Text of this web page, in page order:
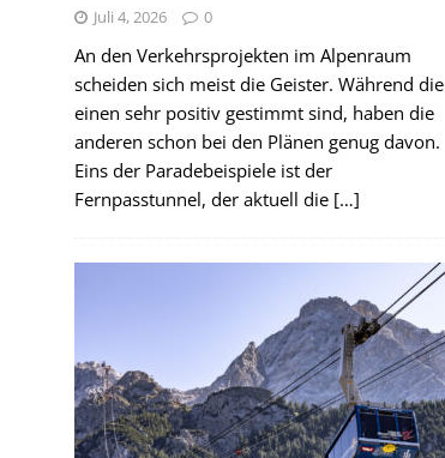
Juli 4, 2026 0
An den Verkehrsprojekten im Alpenraum
scheiden sich meist die Geister. Während die
einen sehr positiv gestimmt sind, haben die
anderen schon bei den Plänen genug davon.
Eins der Paradebeispiele ist der
Fernpasstunnel, der aktuell die […]